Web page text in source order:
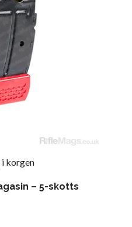
i korgen
– 5-skotts